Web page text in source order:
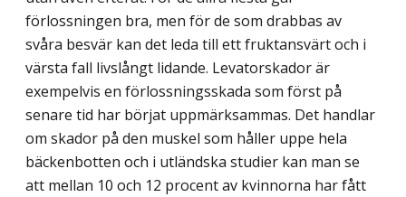
förlossningen bra, men för de som drabbas av
svåra besvär kan det leda till ett fruktansvärt och i
värsta fall livslångt lidande. Levatorskador är
exempelvis en förlossningsskada som först på
senare tid har börjat upp­märksammas. Det handlar
om skador på den muskel som håller uppe hela
bäckenbotten och i utländska studier kan man se
att mellan 10 och 12 procent av kvinnorna har fått